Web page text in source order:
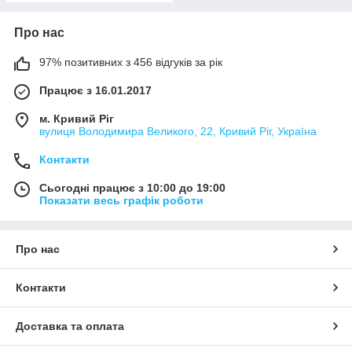
Про нас
97% позитивних з 456 відгуків за рік
Працює з 16.01.2017
м. Кривий Ріг
вулиця Володимира Великого, 22, Кривий Ріг, Україна
Контакти
Сьогодні працює з 10:00 до 19:00
Показати весь графік роботи
Про нас
Контакти
Доставка та оплата